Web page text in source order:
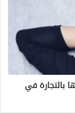
بالتجارة في